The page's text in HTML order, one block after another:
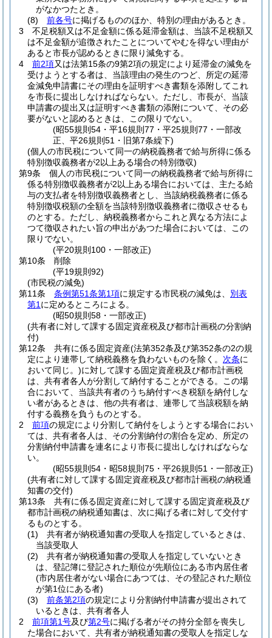
がなかつたとき。
(8)
前各号に掲げるもののほか、特別の理由があるとき。
3
不足税額又は不足金額に係る延滞金額は、当該不足税額又
は不足金額が追徴されたことについてやむを得ない理由が
あると市長が認めるときに限り減免する。
4
前2項又は法第15条の9第2項の規定により延滞金の減免を
受けようとする者は、当該理由の発生のつど、所定の延滞
金減免申請書にその理由を証明すべき書類を添附してこれ
を市長に提出しなければならない。 ただし、市長が、当該
申請書の提出又は証明すべき書類の添附について、その必
要がないと認めるときは、この限りでない。
(昭55規則54・平16規則77・平25規則77・一部改
正、平26規則51・旧第7条繰下)
(個人の市民税について同一の納税義務者で給与所得に係る
特別徴収義務者が2以上ある場合の特別徴収)
第9条
個人の市民税について同一の納税義務者で給与所得に
係る特別徴収義務者が2以上ある場合においては、主たる給
与の支払者を特別徴収義務者とし、当該納税義務者に係る
特別徴収税額の全額を当該特別徴収義務者に徴収させるも
のとする。 ただし、納税義務者からこれと異なる方法によ
つて徴収されたい旨の申出があつた場合においては、この
限りでない。
(平20規則100・一部改正)
第10条
削除
(平19規則92)
(市民税の減免)
第11条
条例第51条第1項に規定する市民税の減免は、 別表
第1 に定めるところによる。
(昭50規則58・一部改正)
(共有者に対して課する固定資産税及び都市計画税の分割納
付)
第12条
共有に係る固定資産(法第352条及び第352条の2の規
定により連帯して納税義務を負わないものを除く。 次条に
おいて同じ。)に対して課する固定資産税及び都市計画税
は、共有者各人が分割して納付することができる。
この場
合において、当該共有者のうち納付すべき税額を納付しな
い者があるときは、他の共有者は、連帯して当該税額を納
付する義務を負うものとする。
2
前項の規定により分割して納付をしようとする場合におい
ては、共有者各人は、その分割納付の割合を定め、所定の
分割納付申請書を連名により市長に提出しなければならな
い。
(昭55規則54・昭58規則75・平26規則51・一部改正)
(共有者に対して課する固定資産税及び都市計画税の納税通
知書の交付)
第13条
共有に係る固定資産に対して課する固定資産税及び
都市計画税の納税通知書は、次に掲げる者に対して交付す
るものとする。
(1)
共有者が納税通知書の受取人を指定しているときは、
当該受取人
(2)
共有者が納税通知書の受取人を指定していないとき
は、登記簿に登記された順位が先順位にある市内居住者
(市内居住者がない場合にあつては、その登記された順位
が第1位にある者)
(3)
前条第2項の規定により分割納付申請書が提出されて
いるときは、共有者各人
2
前項第1号及び第2号に掲げる者がその持分全部を喪失し
た場合において、共有者が納税通知書の受取人を指定しな